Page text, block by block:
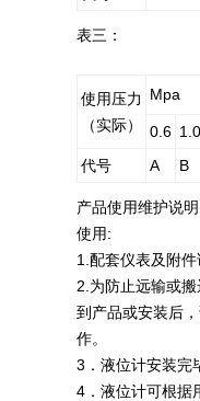
表三：
使用压力
（实际）
Mpa
0.6 1.0
代号
A B
产品使用维护说明
使用:
1. 配套仪表及附
2. 为防止远输或
到产品或安装后
作。
3 ．液位计安装
4．液位计可根据